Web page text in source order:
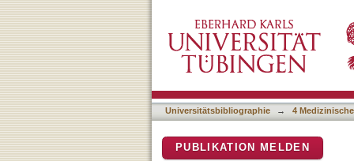
p21-activated kinases
adipocytes
Universitätsbibliographie → 4
PUBLIKATION MELDEN